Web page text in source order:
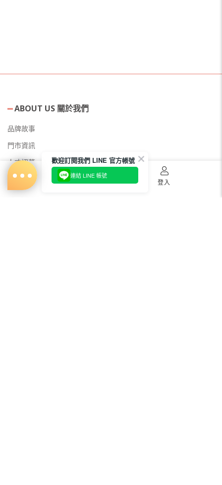
ABOUT US 關於我們
品牌故事
門市資訊
人才招募
美容教主招募
公益美妝活動
首頁 購物車 登入
歡迎訂閱我們 LINE 官方帳號
連結 LINE 帳號